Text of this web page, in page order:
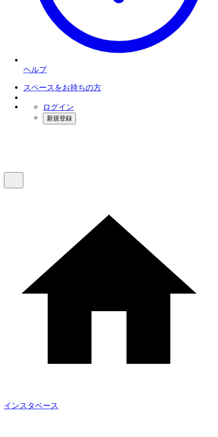
ヘルプ
スペースをお持ちの方
ログイン
新規登録
インスタベース